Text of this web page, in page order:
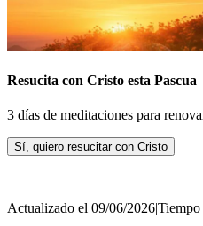
Resucita con Cristo esta Pascua
3 días de meditaciones para
Sí, quiero resucitar con Cristo
Actualizado el 09/06/2026|Tiempo